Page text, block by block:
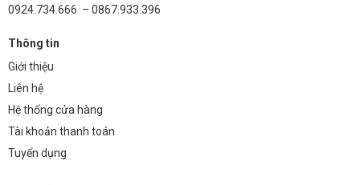
0924.734.666 – 0867.933.396
Thông tin
Giới thiệu
Liên hệ
Hệ thống cửa hàng
Tài khoản thanh toán
Tuyển dụng